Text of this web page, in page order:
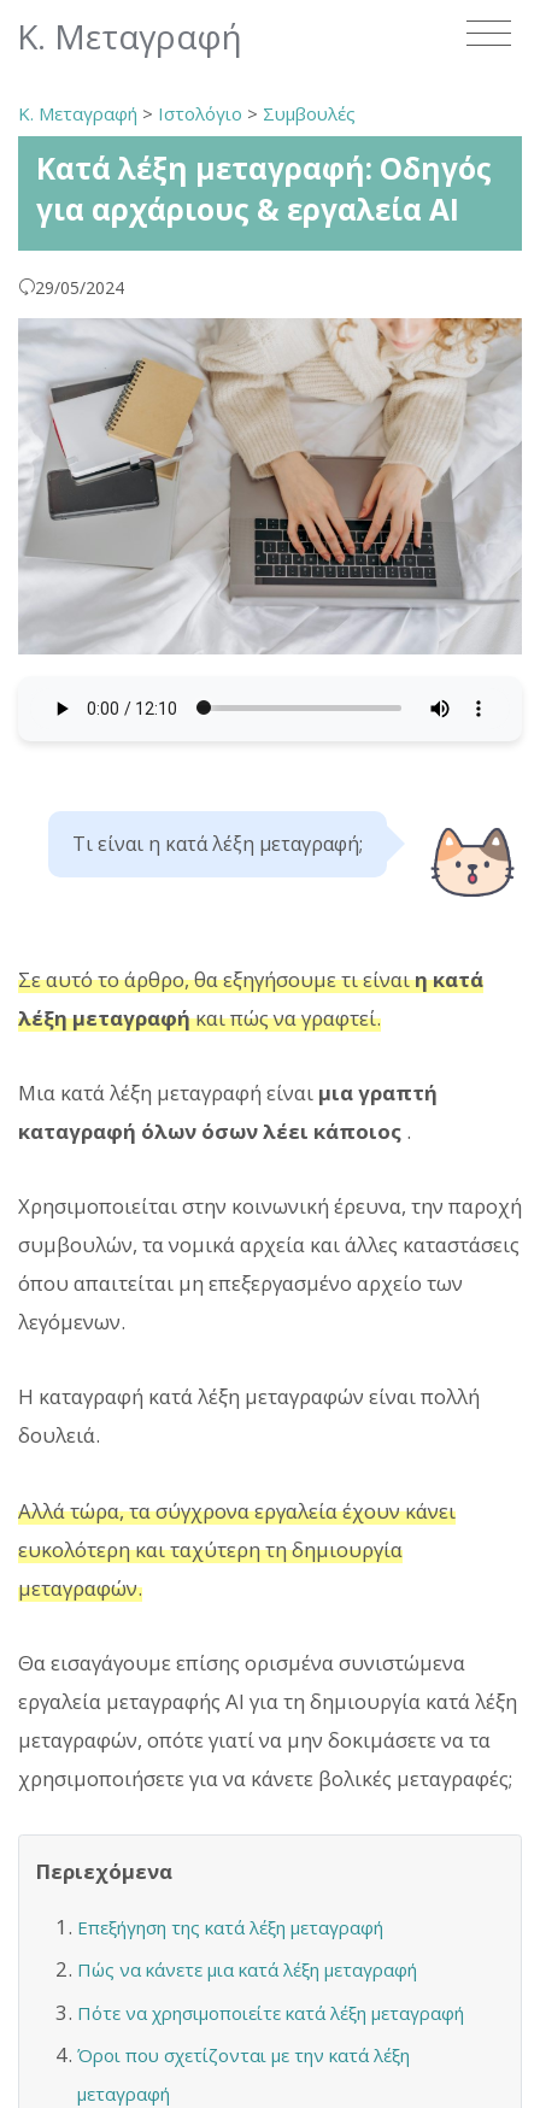
Κ. Μεταγραφή
Κ. Μεταγραφή > Ιστολόγιο > Συμβουλές
Κατά λέξη μεταγραφή: Οδηγός
για αρχάριους & εργαλεία AI
29/05/2024
Τι είναι η κατά λέξη μεταγραφή;
Σε αυτό το άρθρο, θα εξηγήσουμε τι είναιη κατά
λέξη μεταγραφήκαι πώς να γραφτεί.
Μια κατά λέξη μεταγραφή είναι μια γραπτή
καταγραφή όλων όσων λέει κάποιος .
Χρησιμοποιείται στην κοινωνική έρευνα, την παροχή
συμβουλών, τα νομικά αρχεία και άλλες καταστάσεις
όπου απαιτείται μη επεξεργασμένο αρχείο των
λεγόμενων.
Η καταγραφή κατά λέξη μεταγραφών είναι πολλή
δουλειά.
Αλλά τώρα, τα σύγχρονα εργαλεία έχουν κάνει
ευκολότερη και ταχύτερη τη δημιουργία
μεταγραφών.
Θα εισαγάγουμε επίσης ορισμένα συνιστώμενα
εργαλεία μεταγραφής AI για τη δημιουργία κατά λέξη
μεταγραφών, οπότε γιατί να μην δοκιμάσετε να τα
χρησιμοποιήσετε για να κάνετε βολικές μεταγραφές;
Περιεχόμενα
Επεξήγηση της κατά λέξη μεταγραφή
Πώς να κάνετε μια κατά λέξη μεταγραφή
Πότε να χρησιμοποιείτε κατά λέξη μεταγραφή
Όροι που σχετίζονται με την κατά λέξη
μεταγραφή